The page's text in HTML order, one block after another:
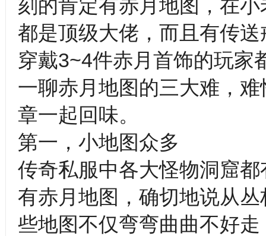
刻的肯定有赤月地图，在
都是顶级大佬，而且有传
穿戴3~4件赤月首饰的玩家
一聊赤月地图的三大难，
章一起回味。
第一，小地图众多
传奇私服中各大怪物洞窟
有赤月地图，确切地说从
些地图不仅弯弯曲曲不好